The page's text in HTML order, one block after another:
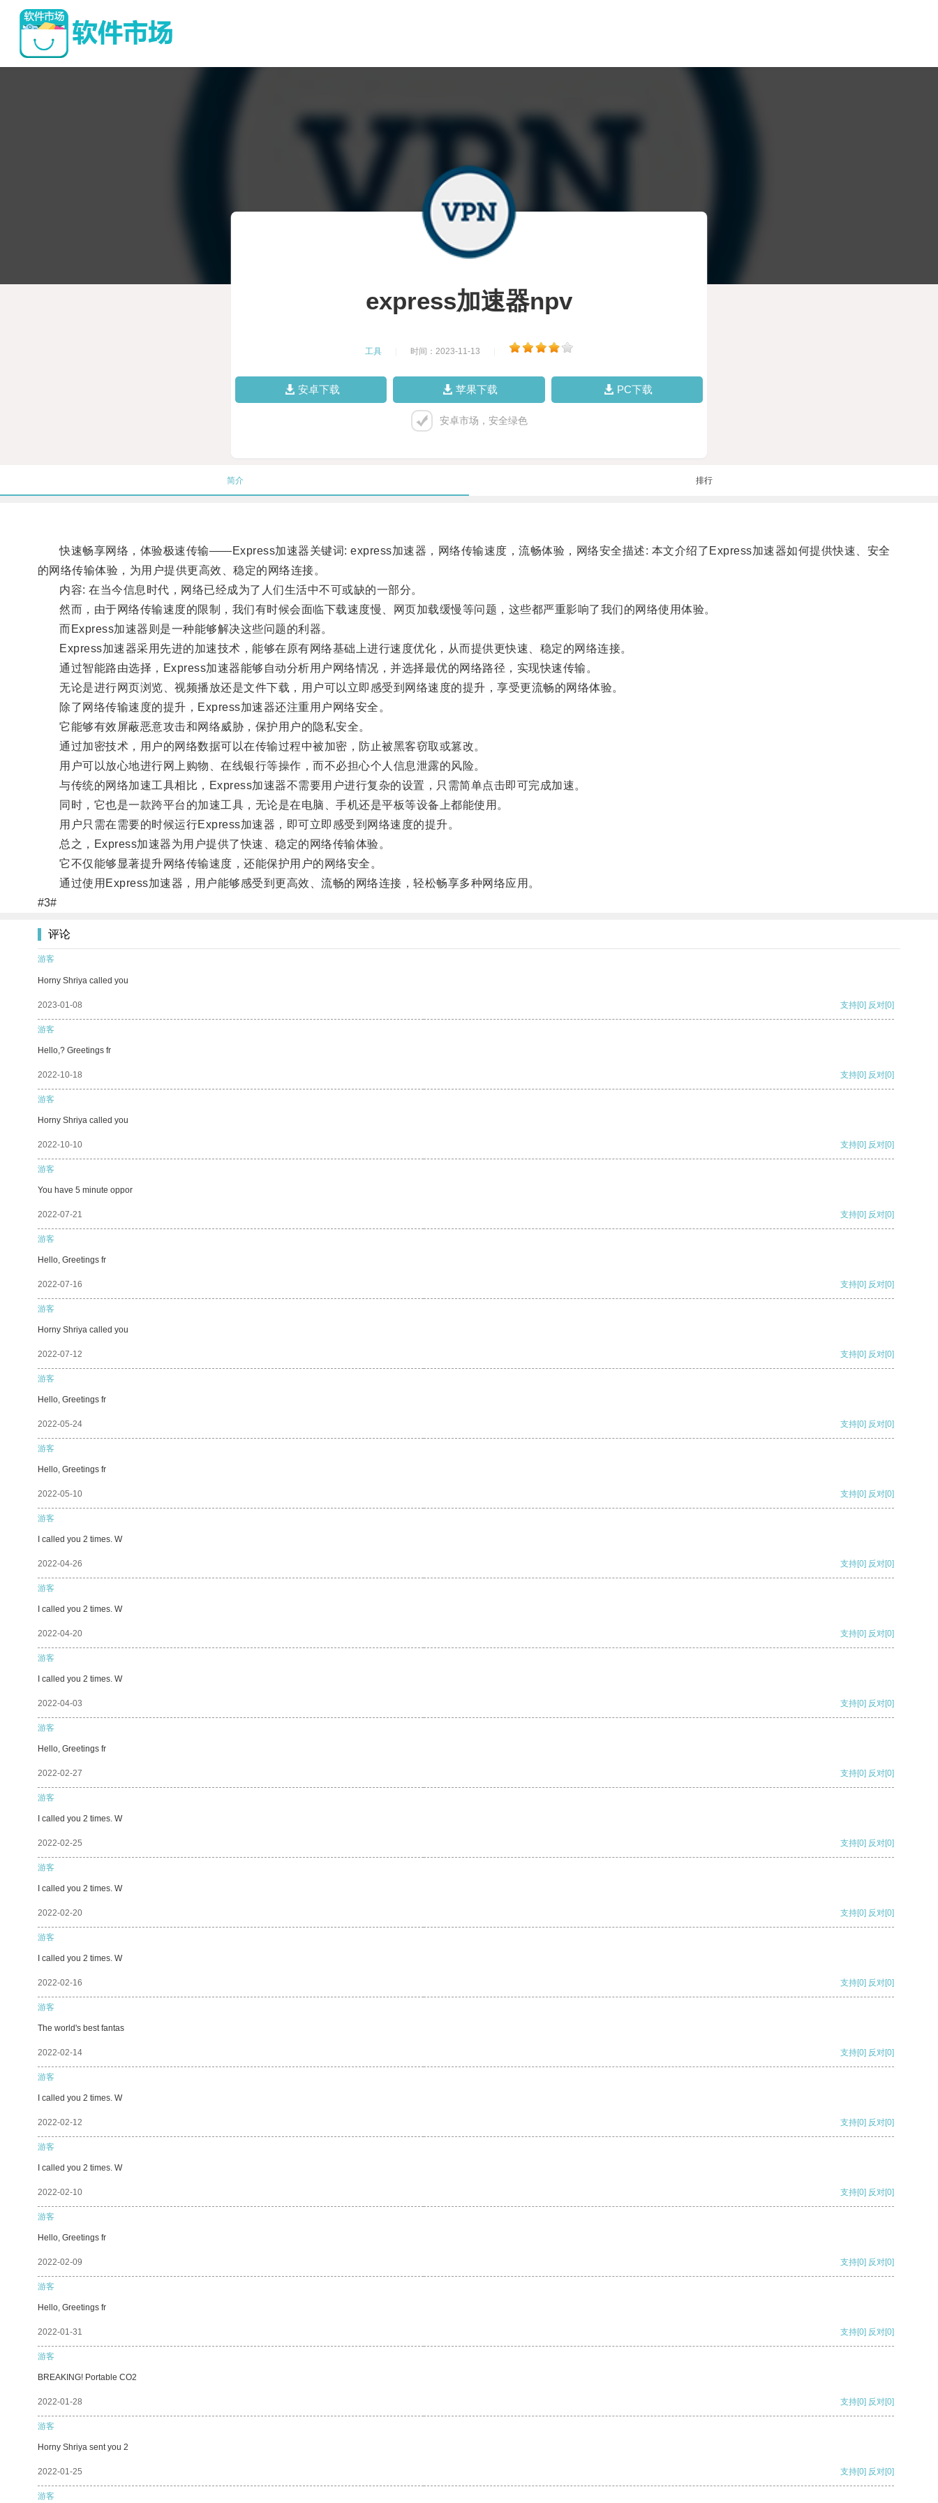
express加速器npv
工具 时间：2023-11-13
安卓下载 苹果下载 PC下载
安卓市场，安全绿色
简介 排行
快速畅享网络，体验极速传输——Express加速器关键词: express加速器，网络传输速度，流畅体验，网络安全描述: 本文介绍了Express加速器如何提供快速、安全
的网络传输体验，为用户提供更高效、稳定的网络连接。
内容: 在当今信息时代，网络已经成为了人们生活中不可或缺的一部分。
然而，由于网络传输速度的限制，我们有时候会面临下载速度慢、网页加载缓慢等问题，这些都严重影响了我们的网络使用体验。
而Express加速器则是一种能够解决这些问题的利器。
Express加速器采用先进的加速技术，能够在原有网络基础上进行速度优化，从而提供更快速、稳定的网络连接。
通过智能路由选择，Express加速器能够自动分析用户网络情况，并选择最优的网络路径，实现快速传输。
无论是进行网页浏览、视频播放还是文件下载，用户可以立即感受到网络速度的提升，享受更流畅的网络体验。
除了网络传输速度的提升，Express加速器还注重用户网络安全。
它能够有效屏蔽恶意攻击和网络威胁，保护用户的隐私安全。
通过加密技术，用户的网络数据可以在传输过程中被加密，防止被黑客窃取或篡改。
用户可以放心地进行网上购物、在线银行等操作，而不必担心个人信息泄露的风险。
与传统的网络加速工具相比，Express加速器不需要用户进行复杂的设置，只需简单点击即可完成加速。
同时，它也是一款跨平台的加速工具，无论是在电脑、手机还是平板等设备上都能使用。
用户只需在需要的时候运行Express加速器，即可立即感受到网络速度的提升。
总之，Express加速器为用户提供了快速、稳定的网络传输体验。
它不仅能够显著提升网络传输速度，还能保护用户的网络安全。
通过使用Express加速器，用户能够感受到更高效、流畅的网络连接，轻松畅享多种网络应用。
#3#
评论
游客
Horny Shriya called you
2023-01-08 支持[0] 反对[0]
游客
Hello,? Greetings fr
2022-10-18 支持[0] 反对[0]
游客
Horny Shriya called you
2022-10-10 支持[0] 反对[0]
游客
You have 5 minute oppor
2022-07-21 支持[0] 反对[0]
游客
Hello, Greetings fr
2022-07-16 支持[0] 反对[0]
游客
Horny Shriya called you
2022-07-12 支持[0] 反对[0]
游客
Hello, Greetings fr
2022-05-24 支持[0] 反对[0]
游客
Hello, Greetings fr
2022-05-10 支持[0] 反对[0]
游客
I called you 2 times. W
2022-04-26 支持[0] 反对[0]
游客
I called you 2 times. W
2022-04-20 支持[0] 反对[0]
游客
I called you 2 times. W
2022-04-03 支持[0] 反对[0]
游客
Hello, Greetings fr
2022-02-27 支持[0] 反对[0]
游客
I called you 2 times. W
2022-02-25 支持[0] 反对[0]
游客
I called you 2 times. W
2022-02-20 支持[0] 反对[0]
游客
I called you 2 times. W
2022-02-16 支持[0] 反对[0]
游客
The world's best fantas
2022-02-14 支持[0] 反对[0]
游客
I called you 2 times. W
2022-02-12 支持[0] 反对[0]
游客
I called you 2 times. W
2022-02-10 支持[0] 反对[0]
游客
Hello, Greetings fr
2022-02-09 支持[0] 反对[0]
游客
Hello, Greetings fr
2022-01-31 支持[0] 反对[0]
游客
BREAKING! Portable CO2
2022-01-28 支持[0] 反对[0]
游客
Horny Shriya sent you 2
2022-01-25 支持[0] 反对[0]
游客